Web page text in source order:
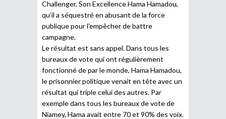
Challenger, Son Excellence Hama Hamadou,
qu’il a séquestré en abusant de la force
publique pour l’empêcher de battre
campagne.
Le résultat est sans appel. Dans tous les
bureaux de vote qui ont régulièrement
fonctionné de par le monde, Hama Hamadou,
le prisonnier politique venait en tête avec un
résultat qui triple celui des autres. Par
exemple dans tous les bureaux de vote de
Niamey, Hama avait entre 70 et 90% des voix.